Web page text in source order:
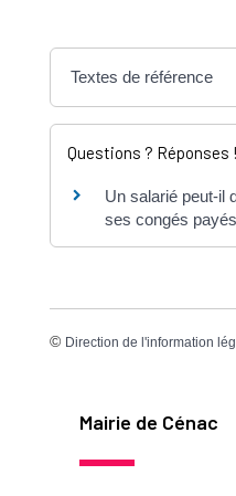
Textes de référence
Questions ? Réponses !
Un salarié peut-il
ses congés
© Direction de l'information
Mairie de Cénac